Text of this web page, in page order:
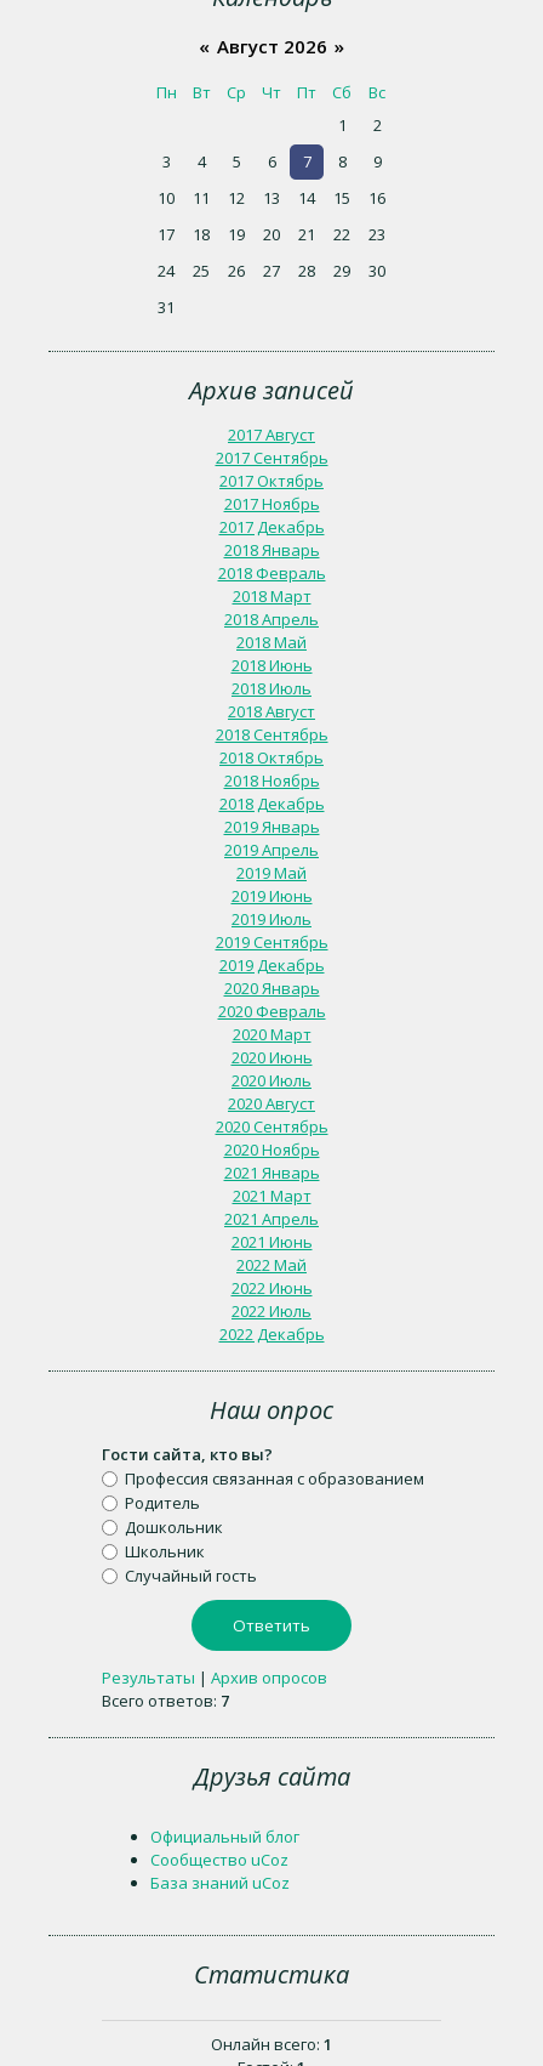
« Август 2026 »
Пн Вт Ср Чт Пт Сб
Вс
1
2
3
4 5 6 7 8
9
10
11 12 13 14 15
16
17
18 19 20 21 22
23
24
25 26 27 28 29
30
31
Архив записей
2017 Август
2017 Сентябрь
2017 Октябрь
2017 Ноябрь
2017 Декабрь
2018 Январь
2018 Февраль
2018 Март
2018 Апрель
2018 Май
2018 Июнь
2018 Июль
2018 Август
2018 Сентябрь
2018 Октябрь
2018 Ноябрь
2018 Декабрь
2019 Январь
2019 Апрель
2019 Май
2019 Июнь
2019 Июль
2019 Сентябрь
2019 Декабрь
2020 Январь
2020 Февраль
2020 Март
2020 Июнь
2020 Июль
2020 Август
2020 Сентябрь
2020 Ноябрь
2021 Январь
2021 Март
2021 Апрель
2021 Июнь
2022 Май
2022 Июнь
2022 Июль
2022 Декабрь
Наш опрос
Гости сайта, кто вы?
Профессия связанная с образованием
Родитель
Дошкольник
Школьник
Случайный гость
Результаты | Архив опросов
Всего ответов: 7
Друзья сайта
Официальный блог
Сообщество uCoz
База знаний uCoz
Статистика
Онлайн всего: 1